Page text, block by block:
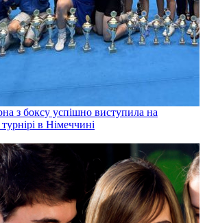
з боксу успішно виступила на
в Німеччині